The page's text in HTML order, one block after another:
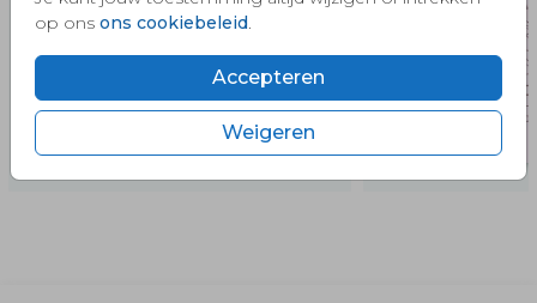
op ons ons cookiebeleid.
Accepteren
Weigeren